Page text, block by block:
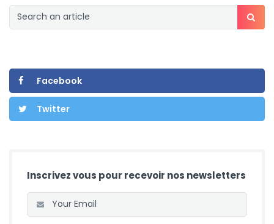
Facebook
Twitter
Inscrivez vous pour recevoir nos newsletters